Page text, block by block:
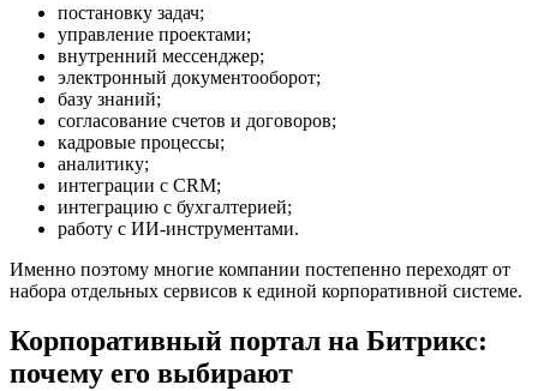
постановку задач;
управление проектами;
внутренний мессенджер;
электронный документооборот;
базу знаний;
согласование счетов и договоров;
кадровые процессы;
аналитику;
интеграции с CRM;
интеграцию с бухгалтерией;
работу с ИИ-инструментами.
Именно поэтому многие компании постепенно переходят от
набора отдельных сервисов к единой корпоративной системе.
Корпоративный портал на Битрикс:
почему его выбирают